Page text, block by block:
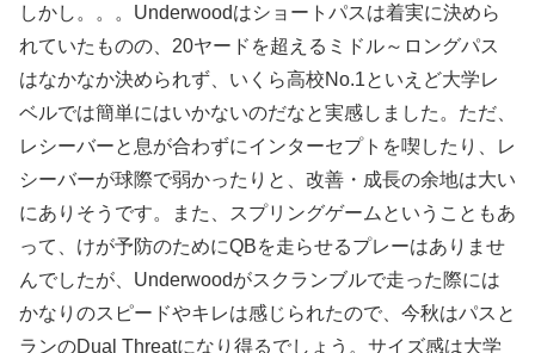
しかし。。。Underwoodはショートパスは着実に決めら
れていたものの、20ヤードを超えるミドル～ロングパス
はなかなか決められず、いくら高校No.1といえど大学レ
ベルでは簡単にはいかないのだなと実感しました。ただ、
レシーバーと息が合わずにインターセプトを喫したり、レ
シーバーが球際で弱かったりと、改善・成長の余地は大い
にありそうです。また、スプリングゲームということもあ
って、けが予防のためにQBを走らせるプレーはありませ
んでしたが、Underwoodがスクランブルで走った際には
かなりのスピードやキレは感じられたので、今秋はパスと
ランのDual Threatになり得るでしょう。サイズ感は大学